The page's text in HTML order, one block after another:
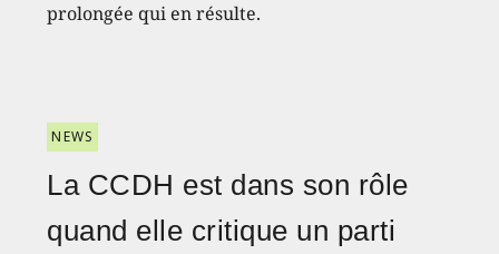
prolongée qui en résulte.
NEWS
La CCDH est dans son rôle
quand elle critique un parti